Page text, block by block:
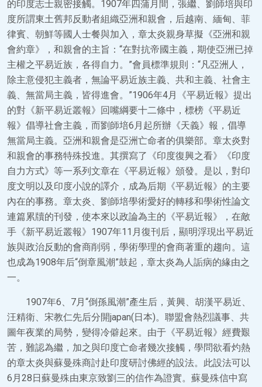
的印度志士親密接觸。1907年四蒲月間，張繼、劉師培與印
度所謂東土舊邦反動者組織亞洲和親會，后越南、緬甸、菲
律賓、朝鮮等國人士餐與加入，章太炎親身草擬《亞洲和親
會約章》，和親會的主旨：“在對抗帝國主義，期使亞洲已掉
主權之平易近族，各得自力。”會員標準規則：“凡亞洲人，
除主意侵犯主義者，無論平易近族主義、共和主義、社會主
義、無當局主義，皆得進會。”1906年4月《平易近報》提出
的對《新平易近叢報》回嘴綱要十二條中，標榜《平易近
報》倡導社會主義，而劉師培6月起所辦《天義》報，倡導
無當局主義。亞洲和親會是亞洲亡命者的俱樂部。章太炎對
和親會的事務特殊投進。其撰寫了《印度復興之看》《印度
自力方式》等一系列文章在《平易近報》頒發。是以，對印
度文明以及印度小說的譯介，成為后期《平易近報》的主要
內在的事務。章太炎、劉師培學術愛好的轉移和學術性論文
連篇累牘的刊發，使本來以政論為主的《平易近報》，在敵
手《新平易近叢報》1907年11月復刊后，顯明浮現出平易近
族與政治反動的會商削弱，學術學理的會商著重的趨向。這
也成為1908年后“倒章風潮”鼓起，章太炎為人詬病的緣由之
一。
1907年6、7月“倒孫風潮”產生后，黃興、胡漢平易近、
汪精衛、宋教仁先后分開japan(日本)。聯盟會熱烈議事、共
圖年夜業的局勢，變得冷僻起來。由于《平易近報》經費艱
苦，難認為繼，加之與印度亡命者幾次接觸，學問欲看灼熱
的章太炎與蘇曼殊商討赴印度研討佛經的設法。此設法可以
6月28日蘇曼殊由東京致劉三的信作為證實。蘇曼殊信中寫